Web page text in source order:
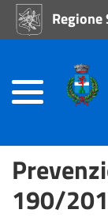
Home
Prevenzione
alla
Corruzione
190/